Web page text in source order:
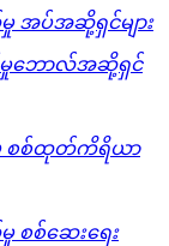
မှု အပ်အဆို့ရှင်များ
မှုဘောလ်အဆို့ရှင်
စစ်ထုတ်ကိရိယာ
စစ်ဆေးရေး